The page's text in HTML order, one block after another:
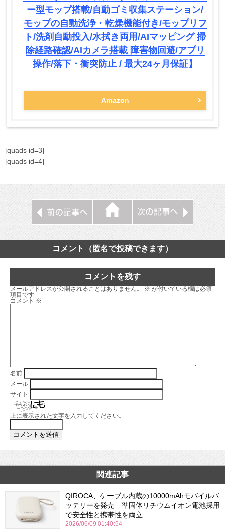
ー型モップ搭載/自動ゴミ収集ステーション/
モップの自動洗浄・乾燥機能付き/モップリフ
ト/洗剤自動投入/水拭き両用/AIマッピング 掃
除経路確認/AIカメラ搭載 障害物回避/アプリ
操作/落下・衝突防止 / 最大24ヶ月保証】
Amazon
[quads id=3]
[quads id=4]
コメント（匿名で投稿できます）
コメントを残す
メールアドレスが公開されることはありません。 ※ が付いている欄は必須
項目です
コメント ※
名前
メール
サイト
上に表示された文字を入力してください。
関連記事
QIROCA、ケーブル内蔵の10000mAhモバイルバ
ッテリーを発売 準固体リチウムイオン電池採用
で安全性と携帯性を両立
2026/06/09 01:40:54